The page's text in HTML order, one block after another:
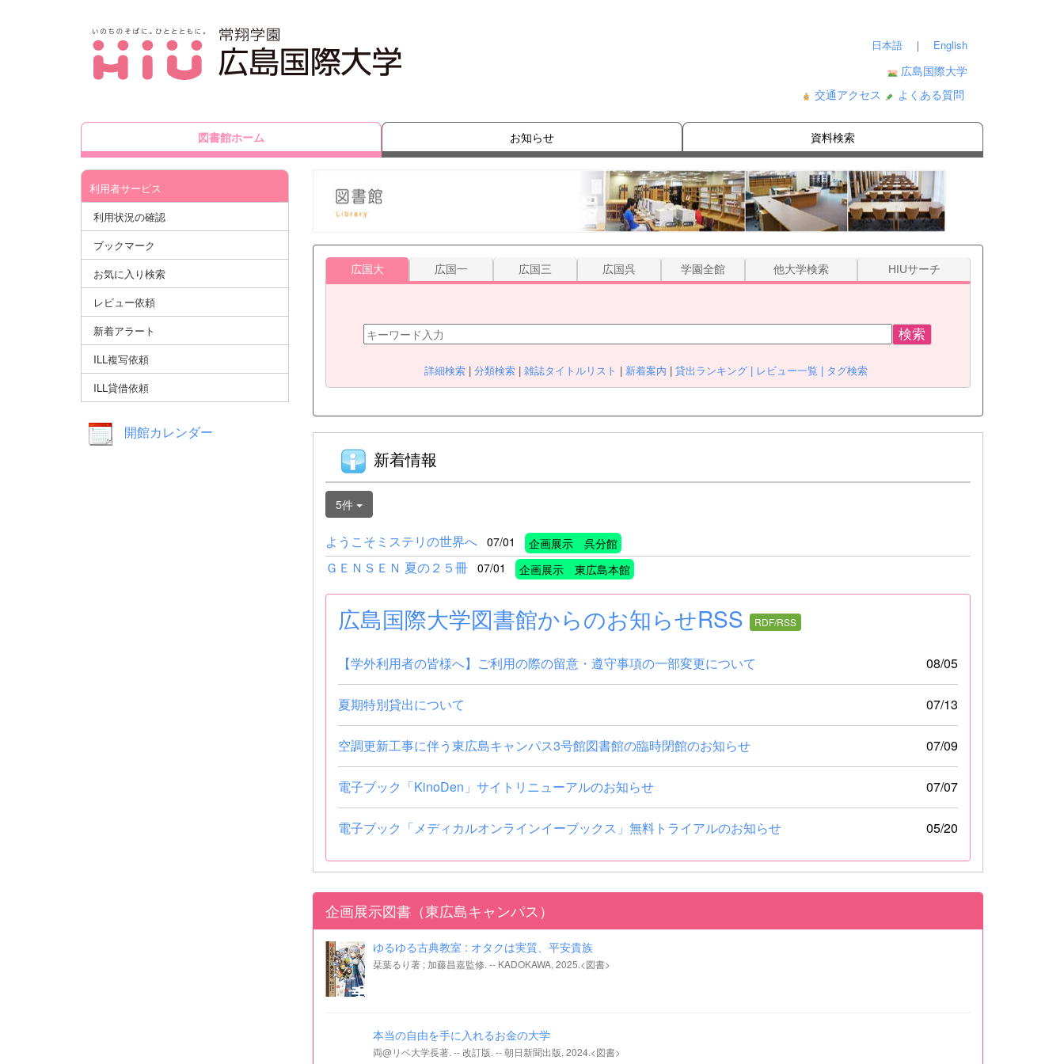
日本語 ｜ English
広島国際大学
交通アクセス
よくある質問
図書館ホーム お知らせ 資料検索
広国大 広国一 広国三 広国呉 学園全館 他大学検索 HIUサーチ
検索
詳細検索 |分類検索 雑誌タイトルリスト 新着案内 |貸出ランキング | レビュー一覧 | タグ検索
新着情報
5件
ようこそミステリの世界へ 07/01 企画展示 呉分館
ＧＥＮＳＥＮ 夏の２５冊 07/01 企画展示 東広島本館
広島国際大学図書館からのお知らせRSS RDF/RSS
【学外利用者の皆様へ】ご利用の際の留意・遵守事項の一部変更について 08/05
夏期特別貸出について 07/13
空調更新工事に伴う東広島キャンパス3号館図書館の臨時閉館のお知らせ 07/09
電子ブック「KinoDen」サイトリニューアルのお知らせ 07/07
電子ブック「メディカルオンラインイーブックス」無料トライアルのお知らせ 05/20
企画展示図書（東広島キャンパス）
ゆるゆる古典教室 : オタクは実質、平安貴族
栞葉るり著 ; 加藤昌嘉監修. -- KADOKAWA, 2025.<図書>
本当の自由を手に入れるお金の大学
両@リベ大学長著. -- 改訂版. -- 朝日新聞出版, 2024.<図書>
利用者サービス
利用状況の確認
ブックマーク
お気に入り検索
レビュー依頼
新着アラート
ILL複写依頼
ILL貸借依頼
開館カレンダー